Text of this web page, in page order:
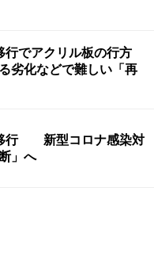
行でアクリル板の行方
劣化などで難しい「再
行 新型コロナ感染対
」へ